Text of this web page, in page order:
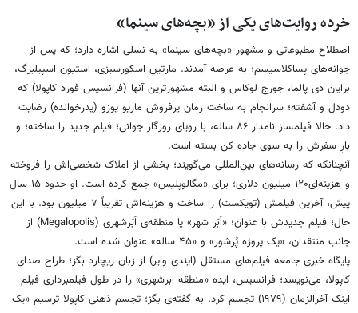
خرده روایت‌های یکی از «بچه‌های سینما»
اصطلاح مطبوعاتی و مشهور «بچه‌های سینما» به نسلی اشاره دارد؛ که پس از
جوانه‌های پساکلاسیسم؛ به عرصه آمدند. مارتین اسکورسیزی، استیون اسپیلبرگ،
برایان دی پالما، جورج لوکاس و البته مشهورترین آنها (فرانسیس فورد کاپولا) که
دودل و آشفته؛ سرانجام به ساخت رمان پرفروش ماریو پوزو (پدرخوانده) رضایت
داد. حالا فیلمساز نامدار ۸۶ ساله، با رویای روزگار جوانی؛ فیلم جدید را ساخته؛ و
بارِ سفرش را به سوی جاده کن بسته است.
آنچنانکه که رسانه‌های بین‌المللی می‌گویند؛ بخشی از املاک شخصی‌اش را فروخته
و هزینه‌ای۱۲۰ میلیون دلاری؛ برای «مگالوپلیس» جمع کرده است. او حدود ۱۵ سال
پیش، آخرین فیلمش (تویکست) را ساخت و هزینه‌اش تقریباً ۷ میلیون بود. با این
حال؛ فیلم جدیدش با عنوان؛ «اَبَر شهر» یا منطقه‌ی اَبَرشهری (Megalopolis) از
جانب منتقدان، «یک پروژه پُرشور» و «۴۵ ساله» عنوان شده است.
پایگاه خبری جامعه فیلم‌های مستقل (ایندی وایر) از زبان ریچارد بگز؛ طراح صدای
کاپولا، می‌نویسد؛ فرانسیس، ایده «منطقه ابرشهری» را در طول فیلمبرداری فیلم
اینک آخرالزمان (۱۹۷۹) تجسم کرد. به گفته‌ی بگز؛ تجسم ذهنی کاپولا ترسیم «یک